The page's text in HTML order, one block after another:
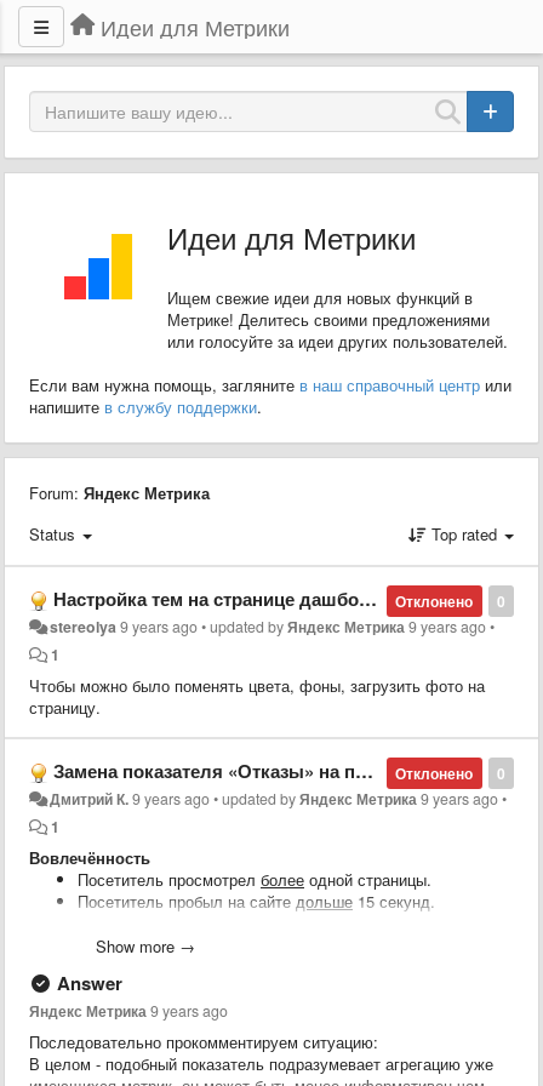
Идеи для Метрики
Идеи для Метрики
Ищем свежие идеи для новых функций в
Метрике! Делитесь своими предложениями
или голосуйте за идеи других пользователей.
Если вам нужна помощь, загляните в наш справочный центр или
напишите в службу поддержки.
Forum: Яндекс Метрика
Status
Top rated
0
Отклонено
Настройка тем на странице дашборда
stereolya9 years ago•updated byЯндекс Метрика9 years ago•
1
Чтобы можно было поменять цвета, фоны, загрузить фото на
страницу.
0
Отклонено
Замена показателя «Отказы» на показатель «Вовлечённость»
Дмитрий К.9 years ago•updated byЯндекс Метрика9 years ago•
1
Вовлечённость
Посетитель просмотрел более одной страницы.
Посетитель пробыл на сайте дольше 15 секунд.
В результате будет получен точный показатель (в процентах),
который по мере своего роста будет указывать и на рост
вовлечённости посетителей и на "правильность" проделанной
работы вебмастером, с точки зрения юзабилити. Так же на этот
показатель перестанут влиять посещения длительностью 00:00.
P.S. Пример 1
Show more →
Answer
Яндекс Метрика9 years ago
Последовательно прокомментируем ситуацию:
В целом - подобный показатель подразумевает агрегацию уже